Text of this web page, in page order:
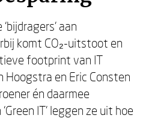
aan
komt CO₂-uitstoot en
footprint van IT
Hoogstra en Eric Consten
én daarmee
IT’ leggen ze uit hoe